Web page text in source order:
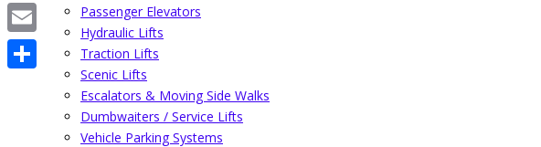
Passenger Elevators
Hydraulic Lifts
Traction Lifts
Scenic Lifts
Escalators & Moving Side Walks
Dumbwaiters / Service Lifts
Vehicle Parking Systems
WhatsApp
Email